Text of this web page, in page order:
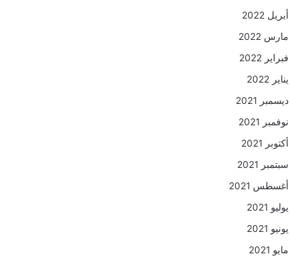
أبريل 2022
مارس 2022
فبراير 2022
يناير 2022
ديسمبر 2021
نوفمبر 2021
أكتوبر 2021
سبتمبر 2021
أغسطس 2021
يوليو 2021
يونيو 2021
مايو 2021